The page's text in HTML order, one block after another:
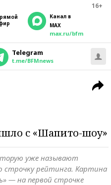
16+
Канал в
MAX
max.ru/bfm
Telegram
t.me/BFMnews
с «Шапито-шоу»
уже называют
строчку рейтинга. Картина
— на первой строчке